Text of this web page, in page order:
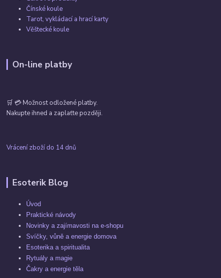
Čínské koule
Tarot, vykládací a hrací karty
Věštecké koule
On-line platby
🛒 💳 Možnost odložené platby.
Nakupte ihned a zaplaťte později.
Vrácení zboží do 14 dnů
Esoterik Blog
Úvod
Praktické návody
Novinky a zajímavosti na e-shopu
Svíčky, vůně a energie domova
Esoterika a spiritualita
Rytuály a magie
Čakry a energie těla